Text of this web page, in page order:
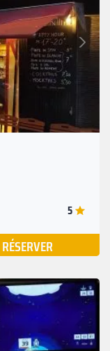
Suivant
5
RÉSERVER